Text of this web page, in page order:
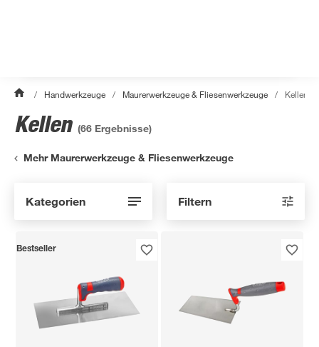
/ Handwerkzeuge / Maurerwerkzeuge & Fliesenwerkzeuge / Kellen
Kellen (66 Ergebnisse)
Mehr Maurerwerkzeuge & Fliesenwerkzeuge
Kategorien Filtern
Bestseller